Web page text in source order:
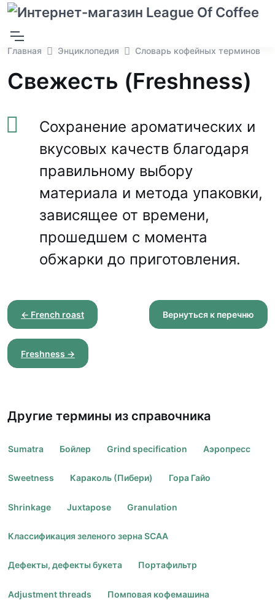
Главная Энциклопедия Словарь кофейных терминов
Свежесть (Freshness)
Сохранение ароматических и
вкусовых качеств благодаря
правильному выбору
материала и метода упаковки,
зависящее от времени,
прошедшем с момента
обжарки до приготовления.
← French roast Вернуться к перечню
Freshness →
Другие термины из справочника
Sumatra Бойлер Grind specification Аэропресс
Sweetness Караколь (Пибери) Гора Гайо
Shrinkage Juxtapose Granulation
Классификация зеленого зерна SCAA
Дефекты, дефекты букета Портафильтр
Adjustment threads Помповая кофемашина